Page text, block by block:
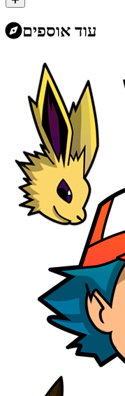
עוד אוספים